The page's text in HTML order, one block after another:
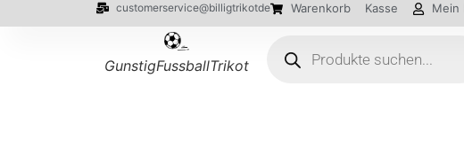
customerservice@billigtrikotde Warenkorb Kasse Mein
GunstigFussballTrikot